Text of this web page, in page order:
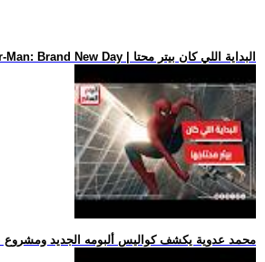
.. فيلم Spider-Man: Brand New Day | البداية اللي كان بيتر محتا
.. محمد عدوية يكشف كواليس ألبومه الجديد